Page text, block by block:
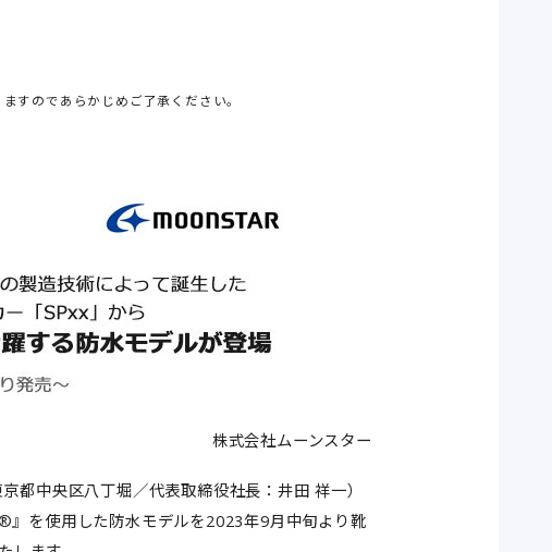
すのであらかじめご了承ください。
株式会社ムーンスター
都中央区八丁堀／代表取締役社長：井田 祥一）
を使用した防水モデルを2023年9月中旬より靴